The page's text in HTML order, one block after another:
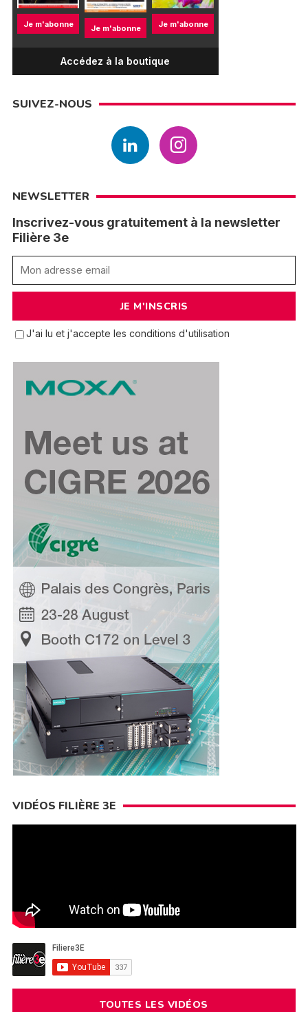
Je m'abonne Je m'abonne Je m'abonne
Accédez à la boutique
SUIVEZ-NOUS
NEWSLETTER
Inscrivez-vous gratuitement à la newsletter
Filière 3e
J'ai lu et j'accepte les conditions d'utilisation
VIDÉOS FILIÈRE 3E
TOUTES LES VIDÉOS